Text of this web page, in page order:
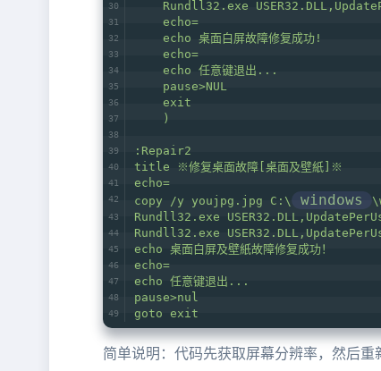
Rundll32.exe
    echo=
    echo 桌面白屏故障修复成功!
    echo=
    echo 任意键退出...
    pause>NUL
    exit
    )
:Repair2
title ※修复桌面故障[桌面及壁紙]※
echo=
copy /y youjpg.jpg C:\
windows
Rundll32.exe
Rundll32.exe
echo 桌面白屏及壁紙故障修复成功！
echo=
echo 任意键退出...
pause>nul
goto exit
简单说明：代码先获取屏幕分辨率，然后